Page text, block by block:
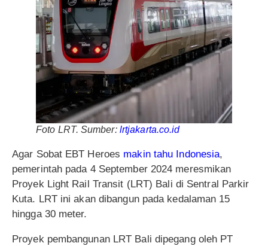
Foto LRT. Sumber: lrtjakarta.co.id
Agar Sobat EBT Heroes makin tahu Indonesia,
pemerintah pada 4 September 2024 meresmikan
Proyek Light Rail Transit (LRT) Bali di Sentral Parkir
Kuta. LRT ini akan dibangun pada kedalaman 15
hingga 30 meter.
Proyek pembangunan LRT Bali dipegang oleh PT